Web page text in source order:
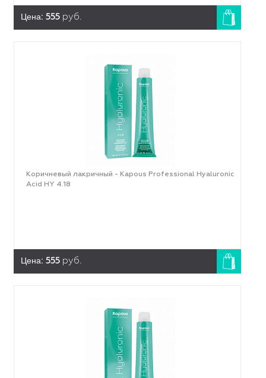
Цена: 555 руб.
Коричневый лакричный - Kapous Professional Hyaluronic
Acid HY 4.18
Цена: 555 руб.